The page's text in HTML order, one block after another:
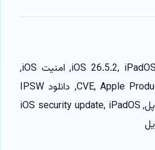
به‌روزرسانی iOS 26.5.2, iPadOS 26.5.2, امنیت iOS,
آسیب‌پذیری CVE, Apple Product Security, دانلود IPSW
ایران, به‌روزرسانی امنیتی اپل, iOS security update, iPadOS